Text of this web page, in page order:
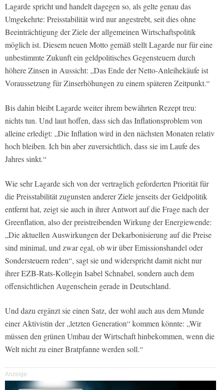
Lagarde spricht und handelt dagegen so, als gelte genau das
Umgekehrte: Preisstabilität wird nur angestrebt, seit dies ohne
Beeinträchtigung der Ziele der allgemeinen Wirtschaftspolitik
möglich ist. Diesem neuen Motto gemäß stellt Lagarde nur für eine
unbestimmte Zukunft ein geldpolitisches Gegensteuern durch
höhere Zinsen in Aussicht: „Das Ende der Netto-Anleihekäufe ist
Voraussetzung für Zinserhöhungen zu einem späteren Zeitpunkt.“
Bis dahin bleibt Lagarde weiter ihrem bewährten Rezept treu:
nichts tun. Und laut hoffen, dass sich das Inflationsproblem von
alleine erledigt: „Die Inflation wird in den nächsten Monaten relativ
hoch bleiben. Ich bin aber zuversichtlich, dass sie im Laufe des
Jahres sinkt.“
Wie sehr Lagarde sich von der vertraglich geforderten Priorität für
die Preisstabilität zugunsten anderer Ziele jenseits der Geldpolitik
entfernt hat, zeigt sie auch in ihrer Antwort auf die Frage nach der
Greenflation, also der preistreibenden Wirkung der Energiewende:
„Die aktuellen Auswirkungen der Dekarbonisierung auf die Preise
sind minimal, und zwar egal, ob wir über Emissionshandel oder
Sondersteuern reden“, sagt sie und widerspricht damit nicht nur
ihrer EZB-Rats-Kollegin Isabel Schnabel, sondern auch dem
offensichtlichen Augenschein gerade in Deutschland.
Und dazu ergänzt sie einen Satz, der wohl auch aus dem Munde
einer Aktivistin der „letzten Generation“ kommen könnte: „Wir
müssen den grünen Umbau der Wirtschaft hinbekommen, wenn die
Welt nicht zu einer Bratpfanne werden soll.“
Anzeige